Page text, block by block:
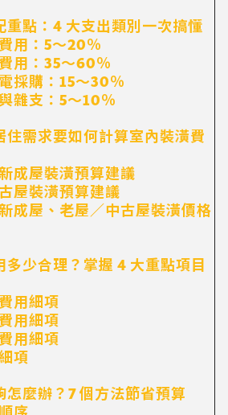
重點：4 大支出類別一次搞懂
用：5～20％
用：35～60％
採購：15～30％
雜支：5～10％
住需求要如何計算室內裝潢費
成屋裝潢預算建議
屋裝潢預算建議
成屋、老屋／中古屋裝潢價格
多少合理？掌握 4 大重點項目
用細項
用細項
用細項
項
怎麼辦？7 個方法節省預算